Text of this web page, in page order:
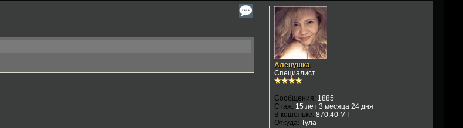
Аленушка
Специалист
Сообщения: 1885
Стаж: 15 лет 3 месяца 24 дня
В кошельке: 870.40 MT
Откуда: Тула